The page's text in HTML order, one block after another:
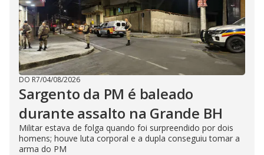
DO R7/04/08/2026
Sargento da PM é baleado
durante assalto na Grande BH
Militar estava de folga quando foi surpreendido por dois
homens; houve luta corporal e a dupla conseguiu tomar a
arma do PM